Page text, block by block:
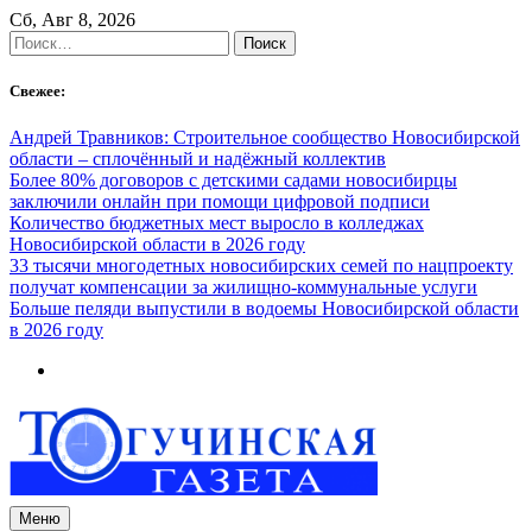
Skip
to
content
Сб, Авг 8, 2026
Найти:
Свежее:
Андрей Травников: Строительное сообщество Новосибирской
области – сплочённый и надёжный коллектив
Более 80% договоров с детскими садами новосибирцы
заключили онлайн при помощи цифровой подписи
Количество бюджетных мест выросло в колледжах
Новосибирской области в 2026 году
33 тысячи многодетных новосибирских семей по нацпроекту
получат компенсации за жилищно-коммунальные услуги
Больше пеляди выпустили в водоемы Новосибирской области
в 2026 году
Меню